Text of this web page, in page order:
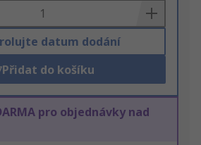
datum dodání
Přidat do košíku
pro objednávky nad